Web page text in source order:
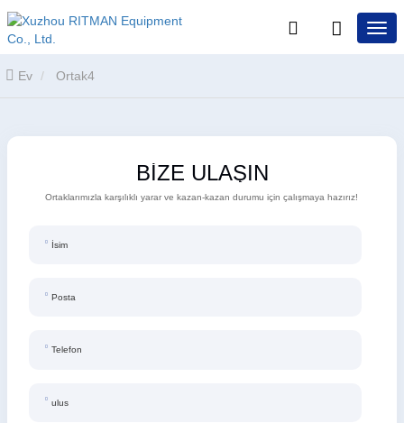
Ev Ortak4
BİZE ULAŞIN
Ortaklarımızla karşılıklı yarar ve kazan-kazan durumu için çalışmaya hazırız!
İsim
Posta
Telefon
ulus